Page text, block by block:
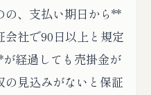
の、支払い期日から**
社で90日以上と規定
経過しても売掛金が
見込みがないと保証